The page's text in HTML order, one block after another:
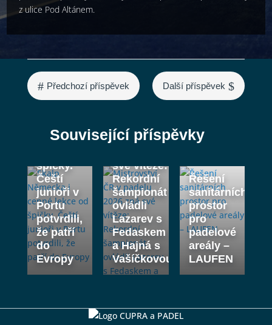
z ulice Pod Altánem.
# Předchozí příspěvek Další příspěvek $
Související příspěvky
i cenné
špičky.
Čeští
junioři v
Portu
potvrdili,
že patří
do
Evropy
ČR v
padelu
své vítěze:
Rekordní
šampionát
ovládli
Lazarev s
Fedaskem
a Hajná s
Vašíčkovou
Řešení
sanitárních
prostor
pro
padelové
areály –
LAUFEN